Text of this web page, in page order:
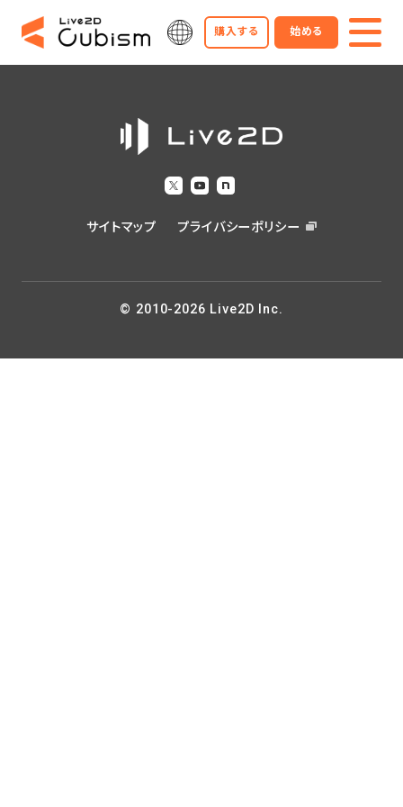
購入する 始める
サイトマップ プライバシーポリシー
© 2010-2026 Live2D Inc.